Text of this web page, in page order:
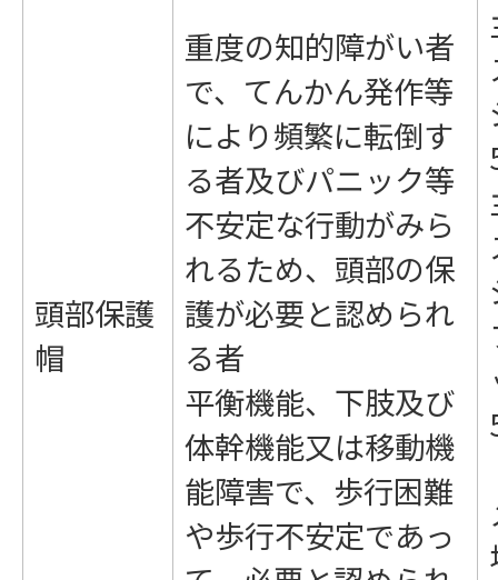
頭部保護
帽
重度の知的障がい者
で、てんかん発作等
により頻繁に転倒す
る者及びパニック等
不安定な行動がみら
れるため、頭部の保
護が必要と認められ
る者
平衡機能、下肢及び
体幹機能又は移動機
能障害で、歩行困難
や歩行不安定であっ